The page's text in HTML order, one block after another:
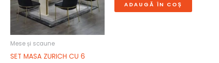
Mese și scaune
SET MASA ZURICH CU 6
ADAUGĂ ÎN COȘ